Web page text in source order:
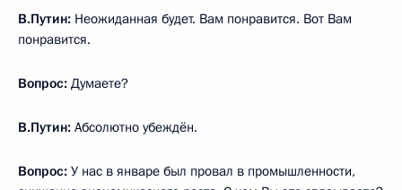
В.Путин: Неожиданная будет. Вам понравится. Вот Вам
понравится.
Вопрос: Думаете?
В.Путин: Абсолютно убеждён.
Вопрос: У нас в январе был провал в промышленности,